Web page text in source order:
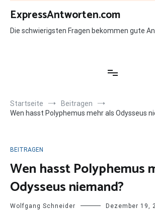
Zum
Inhalt
springen
ExpressAntworten.com
Die schwierigsten Fragen bekommen gute
Startseite
Beitragen
Wen hasst Polyphemus mehr als Odysseus
BEITRAGEN
Wen hasst Polyphemus
Odysseus niemand?
Wolfgang Schneider Dezember 19,